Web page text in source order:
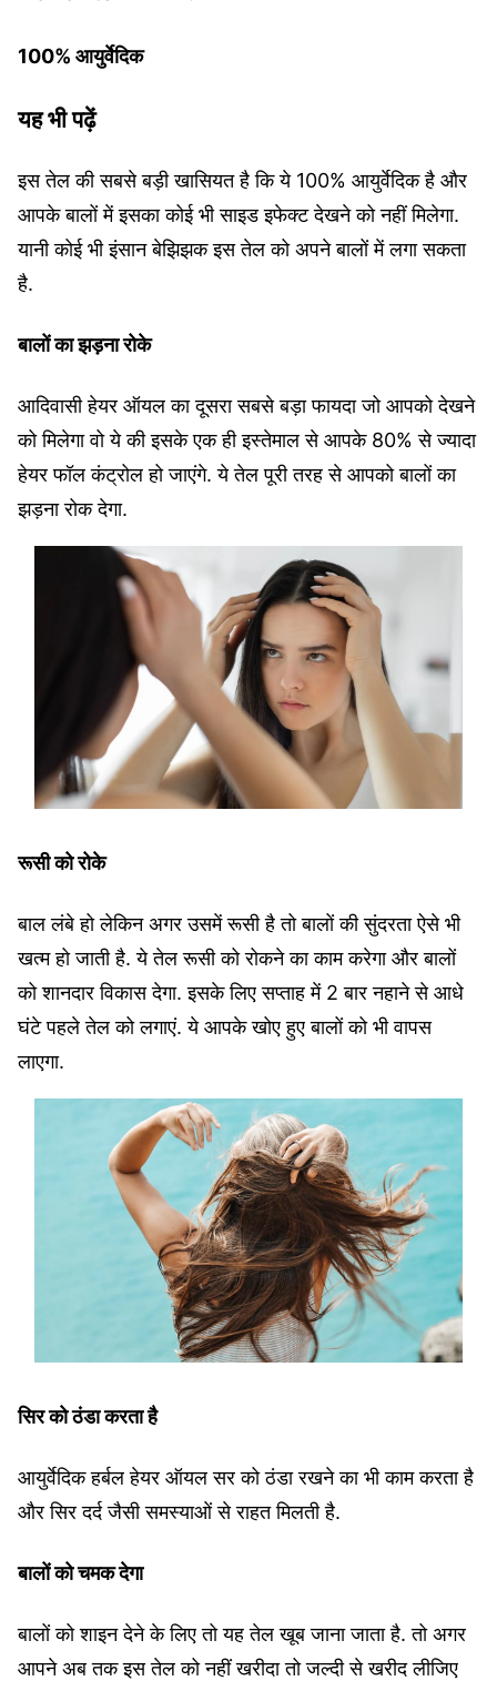
100% आयुर्वेदिक
यह भी पढ़ें
इस तेल की सबसे बड़ी खासियत है कि ये 100% आयुर्वेदिक है और
आपके बालों में इसका कोई भी साइड इफेक्ट देखने को नहीं मिलेगा.
यानी कोई भी इंसान बेझिझक इस तेल को अपने बालों में लगा सकता
है.
बालों का झड़ना रोके
आदिवासी हेयर ऑयल का दूसरा सबसे बड़ा फायदा जो आपको देखने
को मिलेगा वो ये की इसके एक ही इस्तेमाल से आपके 80% से ज्यादा
हेयर फॉल कंट्रोल हो जाएंगे. ये तेल पूरी तरह से आपको बालों का
झड़ना रोक देगा.
रूसी को रोके
बाल लंबे हो लेकिन अगर उसमें रूसी है तो बालों की सुंदरता ऐसे भी
खत्म हो जाती है. ये तेल रूसी को रोकने का काम करेगा और बालों
को शानदार विकास देगा. इसके लिए सप्ताह में 2 बार नहाने से आधे
घंटे पहले तेल को लगाएं. ये आपके खोए हुए बालों को भी वापस
लाएगा.
सिर को ठंडा करता है
आयुर्वेदिक हर्बल हेयर ऑयल सर को ठंडा रखने का भी काम करता है
और सिर दर्द जैसी समस्याओं से राहत मिलती है.
बालों को चमक देगा
बालों को शाइन देने के लिए तो यह तेल खूब जाना जाता है. तो अगर
आपने अब तक इस तेल को नहीं खरीदा तो जल्दी से खरीद लीजिए